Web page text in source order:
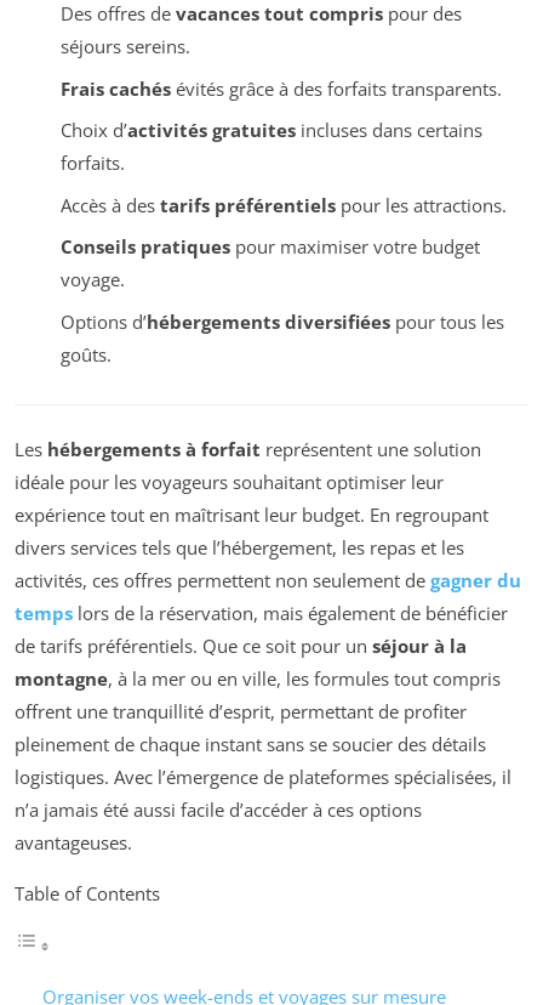
Des offres de vacances tout comprispour des
séjours sereins.
Frais cachésévités grâce à des forfaits transparents.
Choix d’activités gratuitesincluses dans certains
forfaits.
Accès à des tarifs préférentielspour les attractions.
Conseils pratiquespour maximiser votre budget
voyage.
Options d’hébergements diversifiéespour tous les
goûts.
Les hébergements à forfait représentent une solution
idéale pour les voyageurs souhaitant optimiser leur
expérience tout en maîtrisant leur budget. En regroupant
divers services tels que l’hébergement, les repas et les
activités, ces offres permettent non seulement de gagner du
temps lors de la réservation, mais également de bénéficier
de tarifs préférentiels. Que ce soit pour un séjour à la
montagne, à la mer ou en ville, les formules tout compris
offrent une tranquillité d’esprit, permettant de profiter
pleinement de chaque instant sans se soucier des détails
logistiques. Avec l’émergence de plateformes spécialisées, il
n’a jamais été aussi facile d’accéder à ces options
avantageuses.
Table of Contents
Organiser vos week-ends et voyages sur mesure